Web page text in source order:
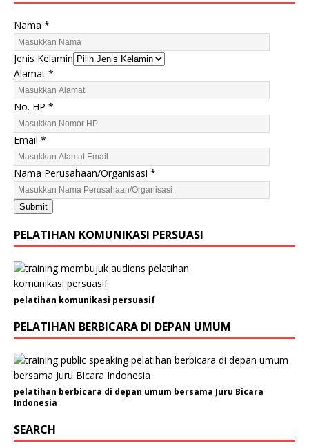
Nama *
A
l
a
m
a
t
N
o
.
E
m
i
Jenis Kelamin
Alamat *
No. HP *
Email *
Nama Perusahaan/Organisasi *
Submit
PELATIHAN KOMUNIKASI PERSUASI
pelatihan komunikasi persuasif
PELATIHAN BERBICARA DI DEPAN UMUM
pelatihan berbicara di depan umum bersama Juru Bicara
Indonesia
SEARCH